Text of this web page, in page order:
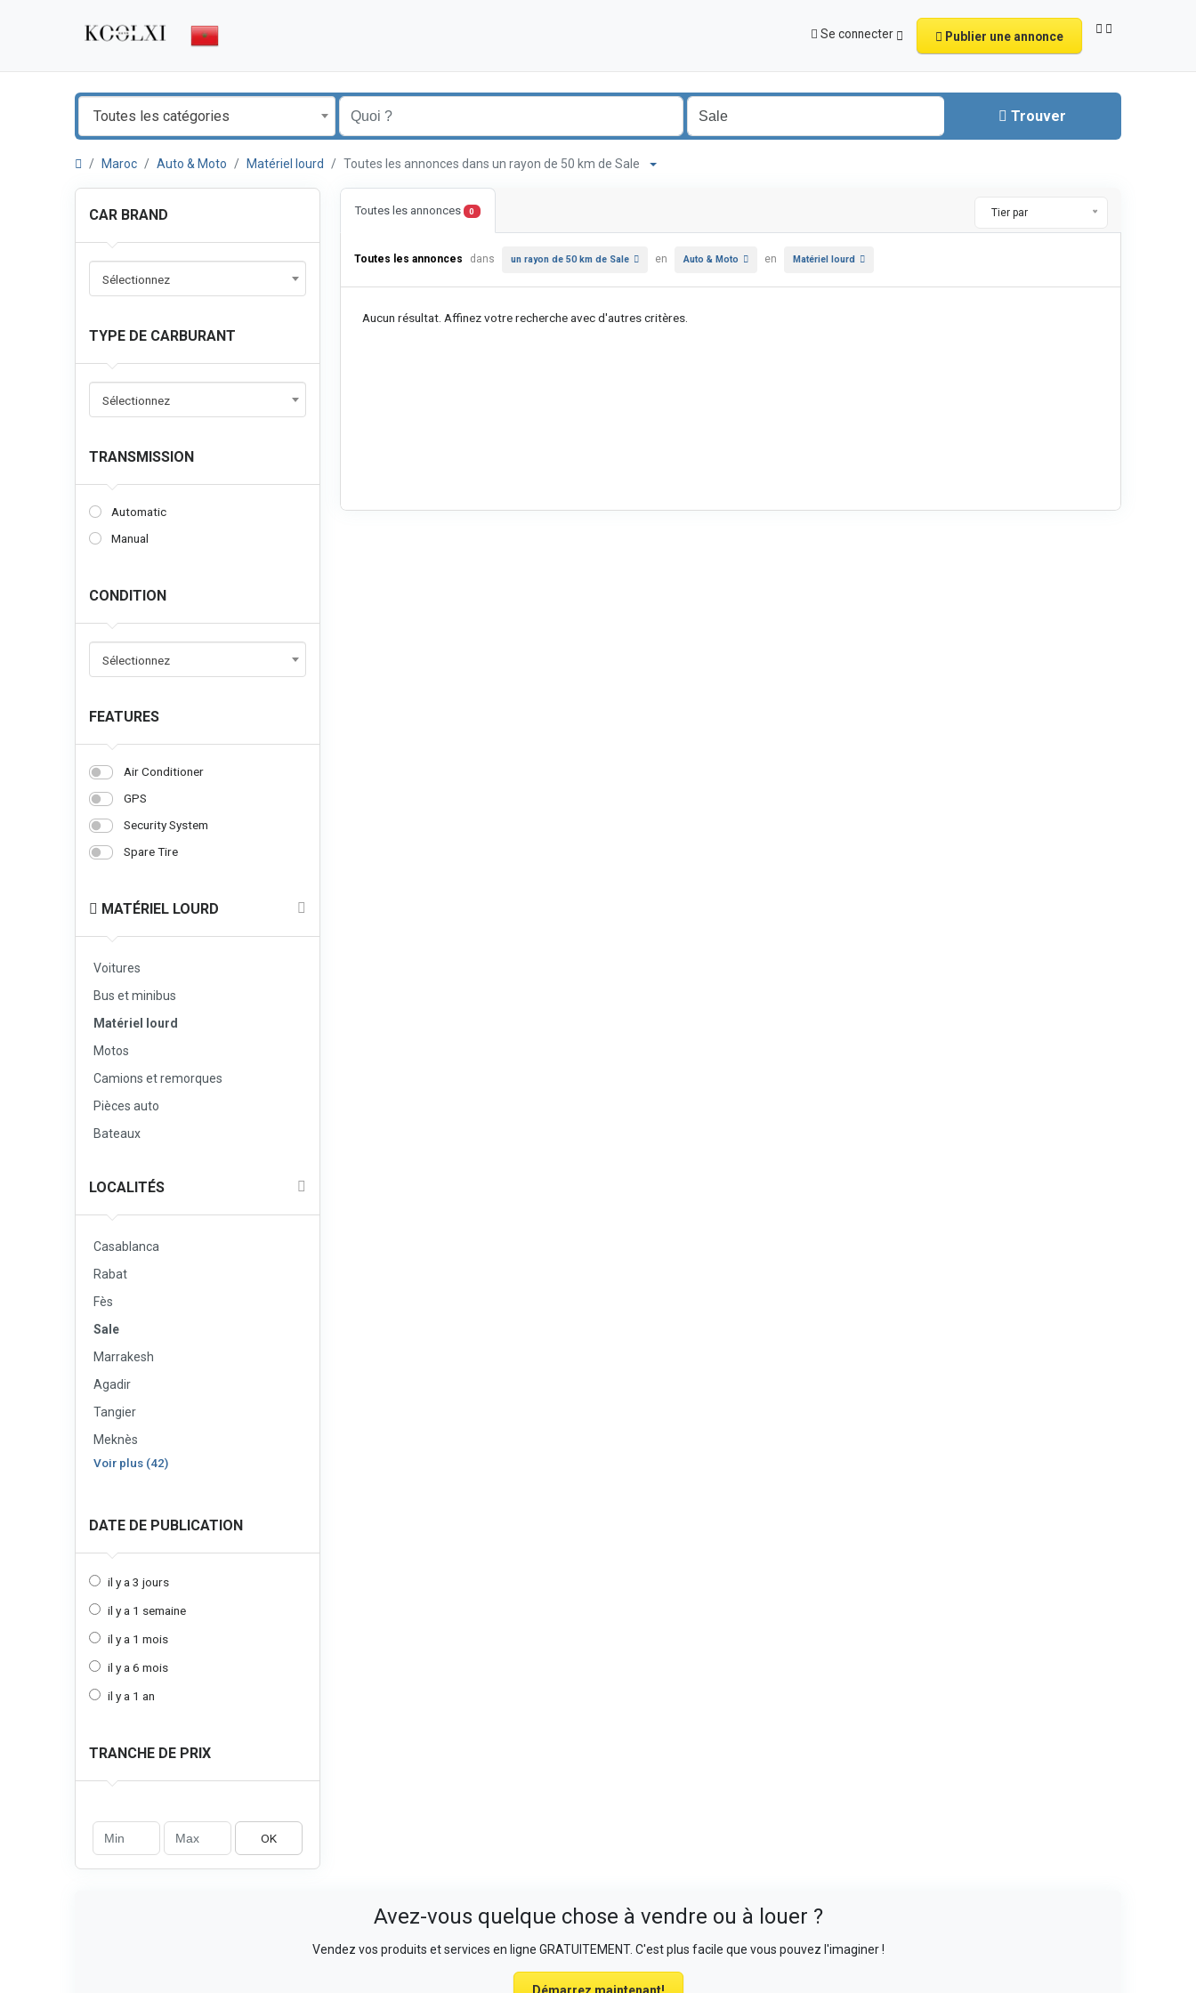
Se connecter Publier une annonce
Toutes les catégories Trouver
Maroc Auto & Moto Matériel lourd Toutes les annonces dans un rayon de 50 km de Sale
CAR BRAND
Sélectionnez
TYPE DE CARBURANT
Sélectionnez
TRANSMISSION
Automatic
Manual
CONDITION
Sélectionnez
FEATURES
Air Conditioner
GPS
Security System
Spare Tire
MATÉRIEL LOURD
Voitures
Bus et minibus
Matériel lourd
Motos
Camions et remorques
Pièces auto
Bateaux
LOCALITÉS
Casablanca
Rabat
Fès
Sale
Marrakesh
Agadir
Tangier
Meknès
Voir plus (42)
DATE DE PUBLICATION
il y a 3 jours
il y a 1 semaine
il y a 1 mois
il y a 6 mois
il y a 1 an
TRANCHE DE PRIX
OK
Toutes les annonces 0 Tier par
Toutes les annonces dans un rayon de 50 km de Sale en Auto & Moto en Matériel lourd
Aucun résultat. Affinez votre recherche avec d'autres critères.
Avez-vous quelque chose à vendre ou à louer ?
Vendez vos produits et services en ligne GRATUITEMENT. C'est plus facile que vous pouvez l'imaginer !